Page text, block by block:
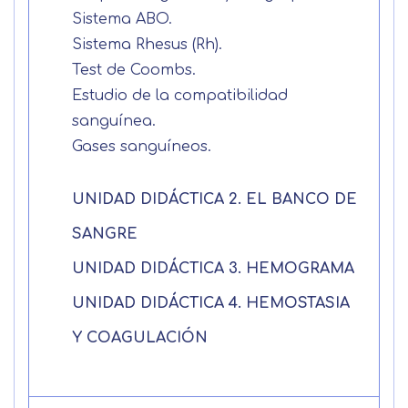
Sistema ABO.
Sistema Rhesus (Rh).
Test de Coombs.
Estudio de la compatibilidad
sanguínea.
Gases sanguíneos.
UNIDAD DIDÁCTICA 2. EL BANCO DE
SANGRE
UNIDAD DIDÁCTICA 3. HEMOGRAMA
UNIDAD DIDÁCTICA 4. HEMOSTASIA
Y COAGULACIÓN
Solicitar
información
Mail
Solicitar
información
Apellidos
Telefono
preferencia de